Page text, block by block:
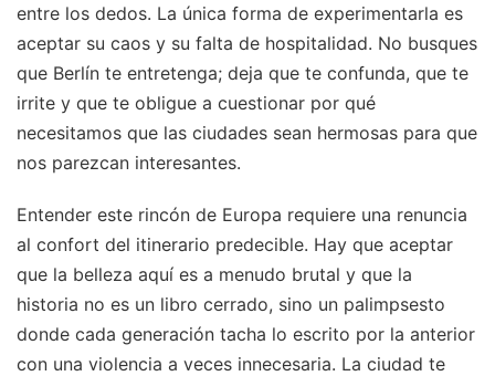
entre los dedos. La única forma de experimentarla es
aceptar su caos y su falta de hospitalidad. No busques
que Berlín te entretenga; deja que te confunda, que te
irrite y que te obligue a cuestionar por qué
necesitamos que las ciudades sean hermosas para que
nos parezcan interesantes.
Entender este rincón de Europa requiere una renuncia
al confort del itinerario predecible. Hay que aceptar
que la belleza aquí es a menudo brutal y que la
historia no es un libro cerrado, sino un palimpsesto
donde cada generación tacha lo escrito por la anterior
con una violencia a veces innecesaria. La ciudad te